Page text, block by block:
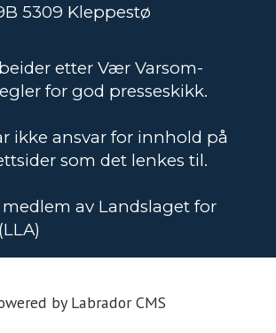
5309 Kleppestø
etter Vær Varsom-
for god presseskikk.
ikke ansvar for innhold på
som det lenkes til.
av Landslaget for
by Labrador CMS